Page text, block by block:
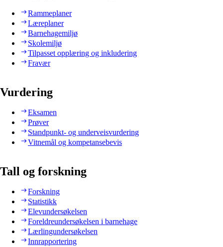
Rammeplaner
Læreplaner
Barnehagemiljø
Skolemiljø
Tilpasset opplæring og inkludering
Fravær
Vurdering
Eksamen
Prøver
Standpunkt- og underveisvurdering
Vitnemål og kompetansebevis
Tall og forskning
Forskning
Statistikk
Elevundersøkelsen
Foreldreundersøkelsen i barnehage
Lærlingundersøkelsen
Innrapportering